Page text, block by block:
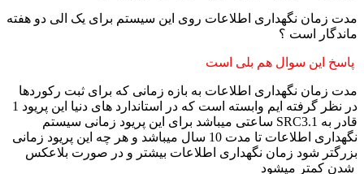
مدت زمان نگهداری اطلاعات روی این سیستم برای یک الی دو هفته
ماندگار است ؟
مدت زمان نگهداری اطلاعات به بازه زمانی که برای ثبت رکوردها
در نظر گرفته ایم وابسته است که در استاندارد های دنیا این پریود 1
ساعتی میباشد برای این پریود زمانی سیستم SRC3.1 قادر به
نگهداری اطلاعات تا مدت 10 سال میباشد و هر چه این پریود زمانی
بزرگتر شود زمان نگهداری اطلاعات بیشتر و در صورت بلاعکس